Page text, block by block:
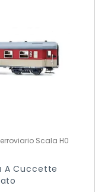
Scala H0
A Cuccette